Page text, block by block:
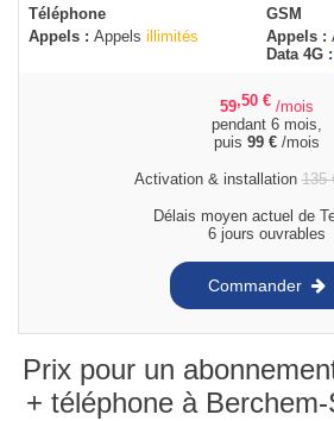
Téléphone
Appels : Appels illimités
GSM
Appels :
Data 4G :
59,50 € /mois
pendant 6 mois,
puis 99 €/mois
Activation & installation135
Délais moyen actuel de
6 jours ouvrables
Commander
Prix pour un
+ téléphone à